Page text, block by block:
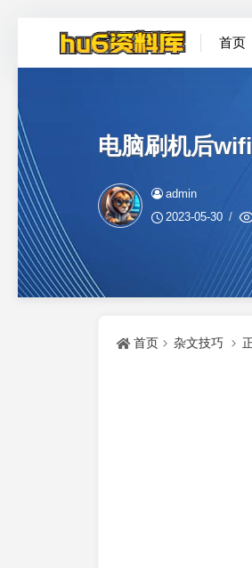
首页
电脑刷机后
admin
2023-05-30
首页 杂文技巧